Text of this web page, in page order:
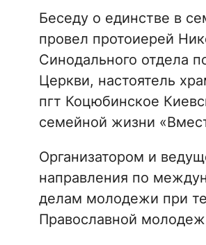
Беседу о единстве в
провел протоиерей
Синодального отдела
Церкви, настоятель
пгт Коцюбинское
семейной жизни
Организатором и
направления по
делам молодежи при
Православной